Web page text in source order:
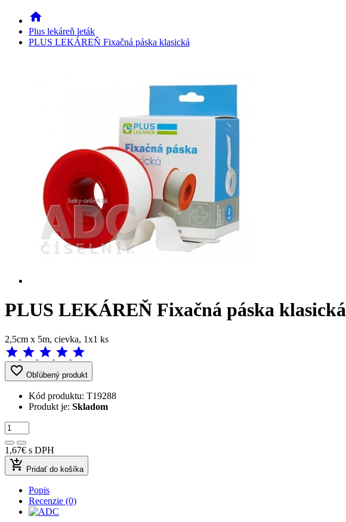
home
Plus lekáreň leták
PLUS LEKÁREŇ Fixačná páska klasická
PLUS LEKÁREŇ Fixačná páska klasická
2,5cm x 5m, cievka, 1x1 ks
star star star star star
favorite_border Obľúbený produkt
Kód produktu: T19288
Produkt je: Skladom
1,67€ s DPH
add_shopping_cart Pridať do košíka
Popis
Recenzie (0)